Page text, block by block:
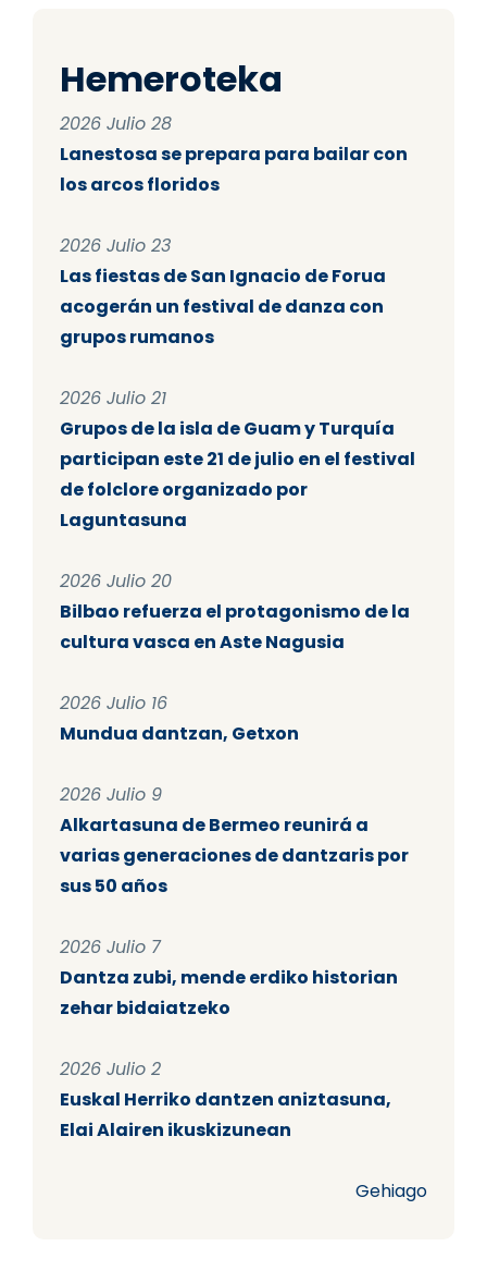
Hemeroteka
2026 Julio 28
Lanestosa se prepara para bailar con
los arcos floridos
2026 Julio 23
Las fiestas de San Ignacio de Forua
acogerán un festival de danza con
grupos rumanos
2026 Julio 21
Grupos de la isla de Guam y Turquía
participan este 21 de julio en el festival
de folclore organizado por
Laguntasuna
2026 Julio 20
Bilbao refuerza el protagonismo de la
cultura vasca en Aste Nagusia
2026 Julio 16
Mundua dantzan, Getxon
2026 Julio 9
Alkartasuna de Bermeo reunirá a
varias generaciones de dantzaris por
sus 50 años
2026 Julio 7
Dantza zubi, mende erdiko historian
zehar bidaiatzeko
2026 Julio 2
Euskal Herriko dantzen aniztasuna,
Elai Alairen ikuskizunean
Gehiago